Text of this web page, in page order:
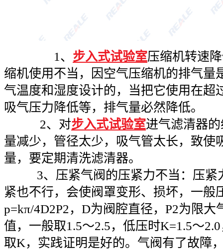
1、 步入式试验室压缩机转速
缩机使用不当，因空气压缩机的排气量
气温度和湿度设计的，当把它使用在超
吸气压力降低等，排气量必然降低。
2、对步入式试验室进气滤清器
量减少，管径太少，吸气管太长，致使
量，要定期清洗滤清器。
3、压紧气阀的压紧力不当：压紧
紧也不行，会使阀罩变形、损坏，一般
p=kπ/4D2P2，D为阀腔直径，P2为限
值，一般取1.5～2.5，低压时K=1.5～
取K，实践证明是好的。气阀有了故障